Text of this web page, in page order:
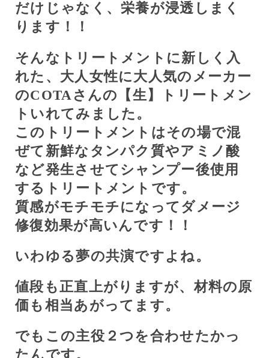
だけじゃなく、栄養が浸透しまく
ります！！
そんなトリートメントに新しく入
れた、大人女性に大人気のメーカー
のCOTA さんの【生】トリートメン
トいれてみました。
このトリートメントはその場で混
ぜて新鮮なタンパク質やアミノ酸
など発生させてシャンプー後使用
するトリートメントです。
質感がモチモチになってダメージ
修復効果が高いんです！！
いわゆる夢の共演ですよね。
値段も正直上がりますが、材料の原
価も相当あがってます。
でもこの主役２つを合わせたかっ
たんです。